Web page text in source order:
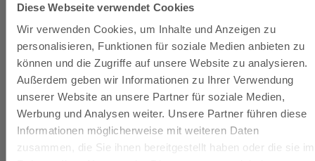
Diese Webseite verwendet Cookies
Wir verwenden Cookies, um Inhalte und Anzeigen zu
personalisieren, Funktionen für soziale Medien anbieten zu
können und die Zugriffe auf unsere Website zu analysieren.
Außerdem geben wir Informationen zu Ihrer Verwendung
unserer Website an unsere Partner für soziale Medien,
Werbung und Analysen weiter. Unsere Partner führen diese
Informationen möglicherweise mit weiteren Daten
zusammen, die Sie ihnen bereitgestellt haben oder die sie im
sustainable production.
VERSAND & INFO
✓ Klimaneutraler Versand mit DHL / GoGreen
und Retoure